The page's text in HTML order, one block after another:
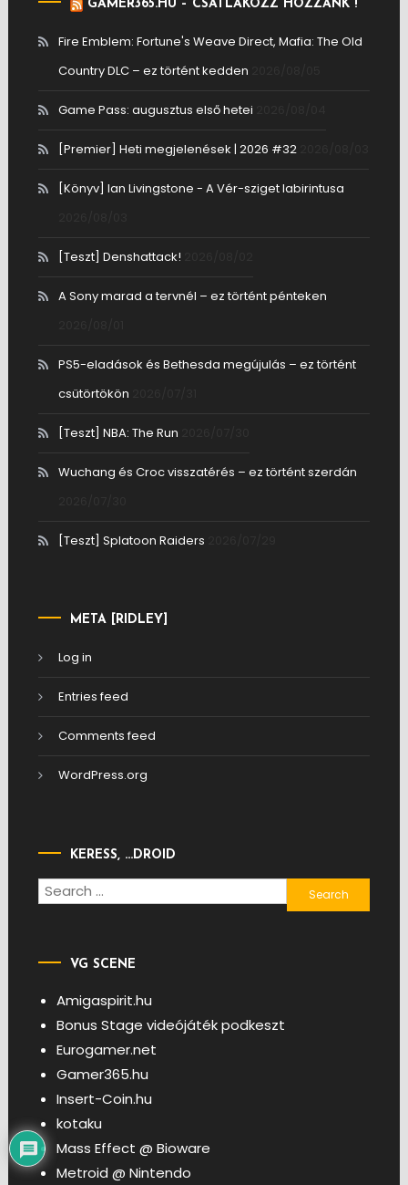
GAMER365.HU – CSATLAKOZZ HOZZÁNK !
Fire Emblem: Fortune's Weave Direct, Mafia: The Old
Country DLC – ez történt kedden
Game Pass: augusztus első hetei
[Premier] Heti megjelenések | 2026 #32
[Könyv] Ian Livingstone - A Vér-sziget labirintusa
[Teszt] Denshattack!
A Sony marad a tervnél – ez történt pénteken
PS5-eladások és Bethesda megújulás – ez történt
csütörtökön
[Teszt] NBA: The Run
Wuchang és Croc visszatérés – ez történt szerdán
[Teszt] Splatoon Raiders
META [RIDLEY]
Log in
Entries feed
Comments feed
WordPress.org
KERESS, …DROID
Search
for:
VG SCENE
Amigaspirit.hu
Bonus Stage videójáték podkeszt
Eurogamer.net
Gamer365.hu
Insert-Coin.hu
kotaku
Mass Effect @ Bioware
Metroid @ Nintendo